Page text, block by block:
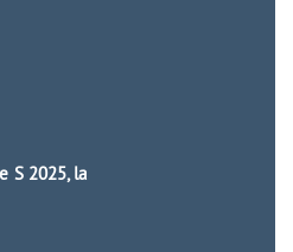
S 2025, la